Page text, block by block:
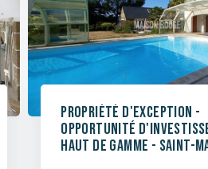
Propriété d'exception -
Opportunité
haut de gamme - Saint-